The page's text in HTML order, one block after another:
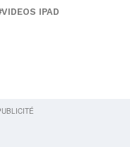
VIDEOS IPAD